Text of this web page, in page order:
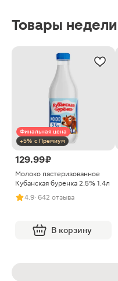
Товары недели
Финальная цена
+5% с Премиум
129.99 ₽
Молоко пастеризованное
Кубанская буренка 2.5% 1.4л
4.9· 642 отзыва
В корзину